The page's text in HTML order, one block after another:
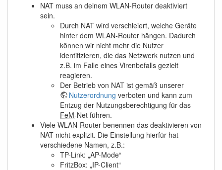
NAT muss an deinem WLAN-Router deaktiviert
sein.
Durch NAT wird verschleiert, welche Geräte
hinter dem WLAN-Router hängen. Dadurch
können wir nicht mehr die Nutzer
identifizieren, die das Netzwerk nutzen und
z.B. im Falle eines Virenbefalls gezielt
reagieren.
Der Betrieb von NAT ist gemäß unserer
Nutzerordnung verboten und kann zum
Entzug der Nutzungsberechtigung für das
FeM-Net führen.
Viele WLAN-Router benennen das deaktivieren von
NAT nicht explizit. Die Einstellung hierfür hat
verschiedene Namen, z.B.:
TP-Link: „AP-Mode“
FritzBox: „IP-Client“